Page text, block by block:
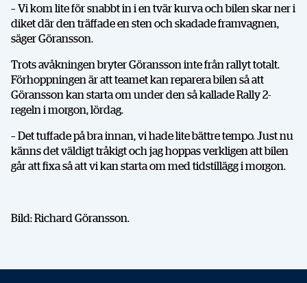
– Vi kom lite för snabbt in i en tvär kurva och bilen skar ner i
diket där den träffade en sten och skadade framvagnen,
säger Göransson.
Trots avåkningen bryter Göransson inte från rallyt totalt.
Förhoppningen är att teamet kan reparera bilen så att
Göransson kan starta om under den så kallade Rally 2-
regeln i morgon, lördag.
– Det tuffade på bra innan, vi hade lite bättre tempo. Just nu
känns det väldigt tråkigt och jag hoppas verkligen att bilen
går att fixa så att vi kan starta om med tidstillägg i morgon.
Bild: Richard Göransson.